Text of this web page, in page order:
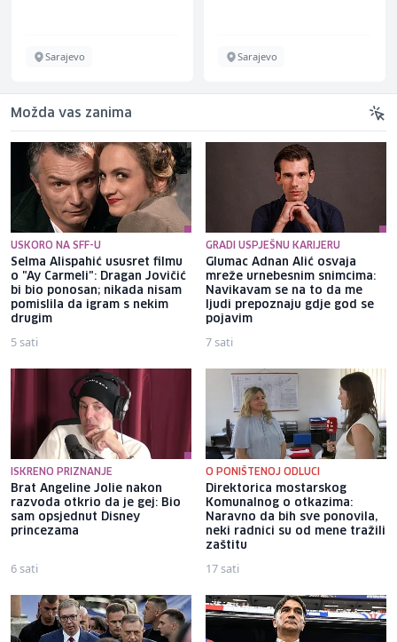
Sarajevo Sarajevo
Možda vas zanima
USKORO NA SFF-U
Selma Alispahić ususret filmu
o "Ay Carmeli": Dragan Jovičić
bi bio ponosan; nikada nisam
pomislila da igram s nekim
drugim
5 sati
GRADI USPJEŠNU KARIJERU
Glumac Adnan Alić osvaja
mreže urnebesnim snimcima:
Navikavam se na to da me
ljudi prepoznaju gdje god se
pojavim
7 sati
ISKRENO PRIZNANJE
Brat Angeline Jolie nakon
razvoda otkrio da je gej: Bio
sam opsjednut Disney
princezama
6 sati
O PONIŠTENOJ ODLUCI
Direktorica mostarskog
Komunalnog o otkazima:
Naravno da bih sve ponovila,
neki radnici su od mene tražili
zaštitu
17 sati